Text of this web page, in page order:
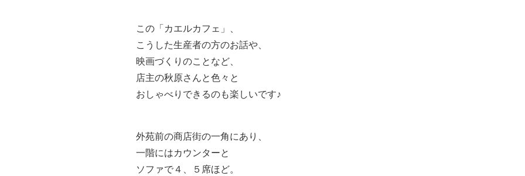
この「カエルカフェ」、
こうした生産者の方のお話や、
映画づくりのことなど、
店主の秋原さんと色々と
おしゃべりできるのも楽しいです♪
外苑前の商店街の一角にあり、
一階にはカウンターと
ソファで４、５席ほど。